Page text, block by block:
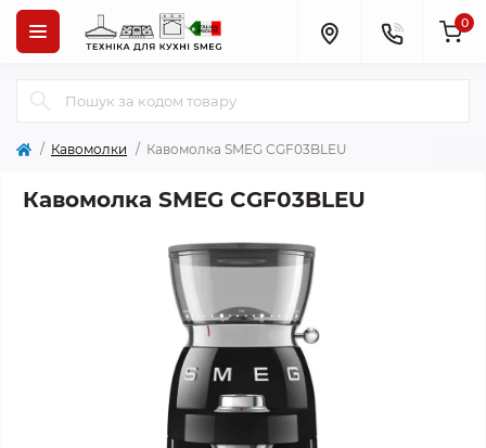
0
Кавомолки Кавомолка SMEG CGF03BLEU
Кавомолка SMEG CGF03BLEU